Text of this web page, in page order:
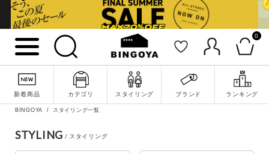
0
新着商品 カテゴリ スタイリング ブランド ランキング
詳細検索
BINGOYA スタイリング一覧
STYLING